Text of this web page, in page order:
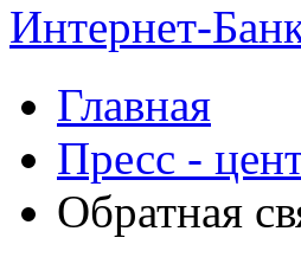
Интернет-
Главная
Пресс -
Обратная